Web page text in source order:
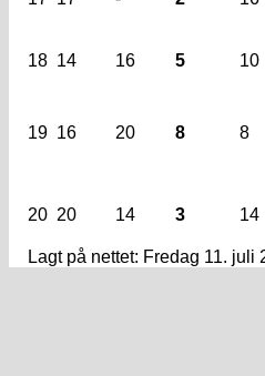
18 14 16 5 10
19 16 20 8 8
20 20 14 3 14
Lagt på nettet: Fredag 11. juli